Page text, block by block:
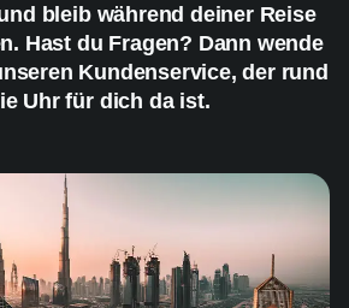
bleib während deiner Reise
Hast du Fragen? Dann wende
Kundenservice, der rund
Uhr für dich da ist.